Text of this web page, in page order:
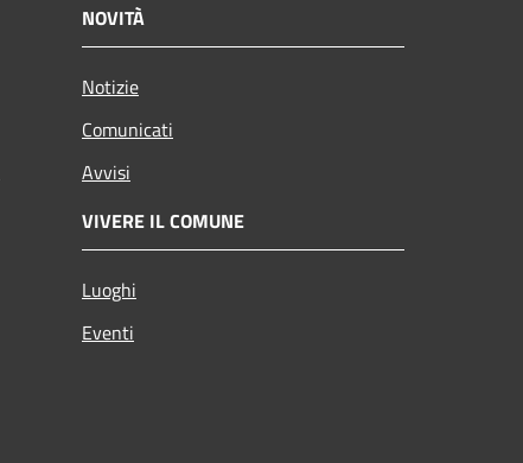
NOVITÀ
Notizie
Comunicati
Avvisi
VIVERE IL COMUNE
Luoghi
Eventi